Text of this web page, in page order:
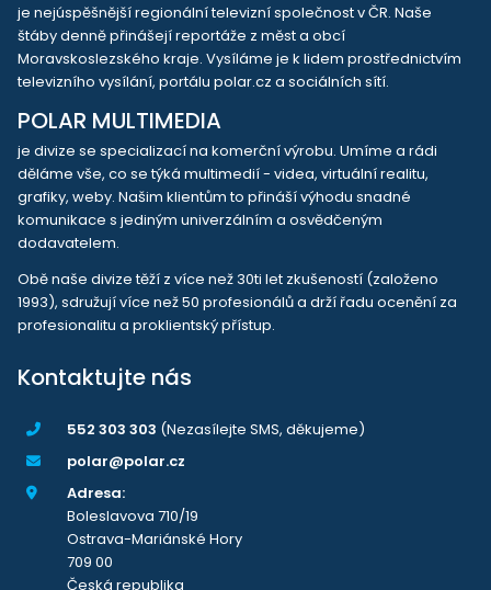
je nejúspěšnější regionální televizní společnost v ČR. Naše
štáby denně přinášejí reportáže z měst a obcí
Moravskoslezského kraje. Vysíláme je k lidem prostřednictvím
televizního vysílání, portálu polar.cz a sociálních sítí.
POLAR MULTIMEDIA
je divize se specializací na komerční výrobu. Umíme a rádi
děláme vše, co se týká multimedií - videa, virtuální realitu,
grafiky, weby. Našim klientům to přináší výhodu snadné
komunikace s jediným univerzálním a osvědčeným
dodavatelem.
Obě naše divize těží z více než 30ti let zkušeností (založeno
1993), sdružují více než 50 profesionálů a drží řadu ocenění za
profesionalitu a proklientský přístup.
Kontaktujte nás
552 303 303 (Nezasílejte SMS, děkujeme)
polar@polar.cz
Adresa:
Boleslavova 710/19
Ostrava-Mariánské Hory
709 00
Česká republika